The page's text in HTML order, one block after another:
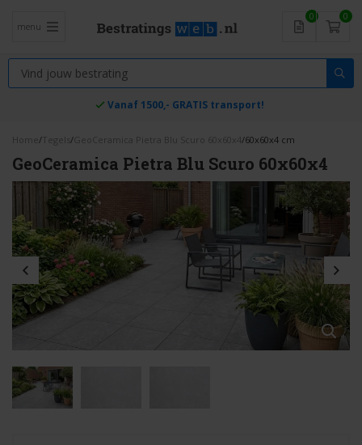
menu
0 0
Vanaf 1500,- GRATIS transport!
Home / Tegels / GeoCeramica Pietra Blu Scuro 60x60x4/60x60x4 cm
GeoCeramica Pietra Blu Scuro 60x60x4